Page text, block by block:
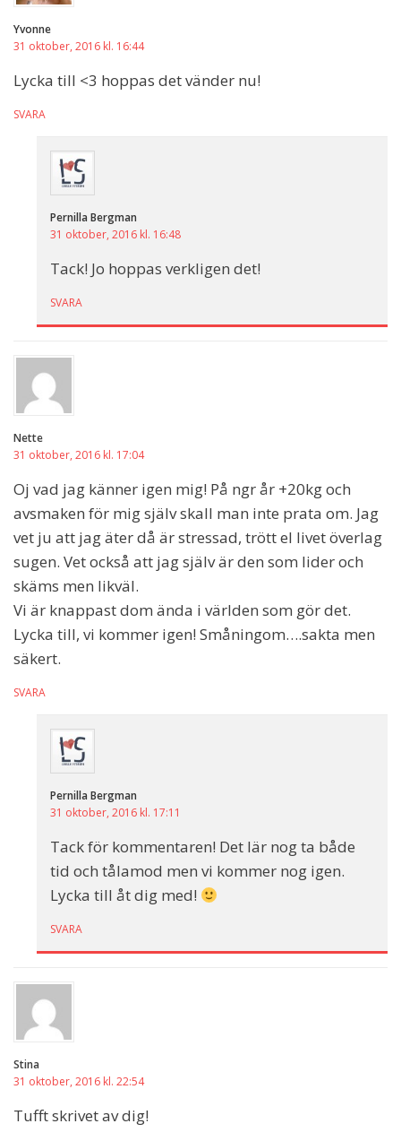
Yvonne
31 oktober, 2016 kl. 16:44
Lycka till <3 hoppas det vänder nu!
SVARA
Pernilla Bergman
31 oktober, 2016 kl. 16:48
Tack! Jo hoppas verkligen det!
SVARA
Nette
31 oktober, 2016 kl. 17:04
Oj vad jag känner igen mig! På ngr år +20kg och
avsmaken för mig själv skall man inte prata om. Jag
vet ju att jag äter då är stressad, trött el livet överlag
sugen. Vet också att jag själv är den som lider och
skäms men likväl.
Vi är knappast dom ända i världen som gör det.
Lycka till, vi kommer igen! Småningom….sakta men
säkert.
SVARA
Pernilla Bergman
31 oktober, 2016 kl. 17:11
Tack för kommentaren! Det lär nog ta både
tid och tålamod men vi kommer nog igen.
Lycka till åt dig med!
SVARA
Stina
31 oktober, 2016 kl. 22:54
Tufft skrivet av dig!